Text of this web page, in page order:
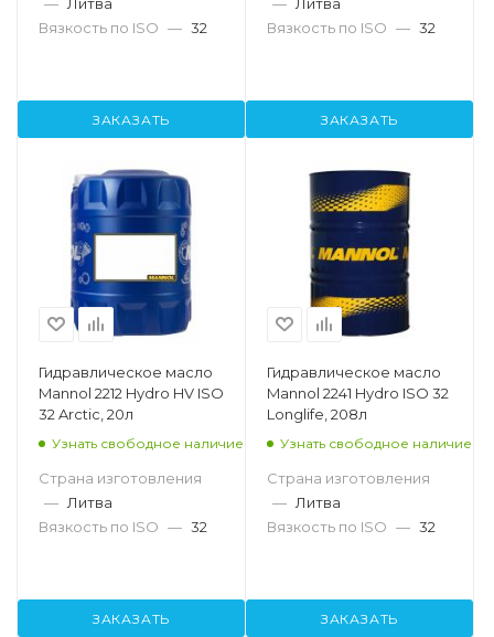
Вязкость по ISO — 32
ЗАКАЗАТЬ
Вязкость по ISO — 32
ЗАКАЗАТЬ
Гидравлическое масло
Mannol 2212 Hydro HV ISO
32 Arctic, 20л
Узнать свободное наличие
Страна изготовления
— Литва
Вязкость по ISO — 32
ЗАКАЗАТЬ
Гидравлическое масло
Mannol 2241 Hydro ISO 32
Longlife, 208л
Узнать свободное наличие
Страна изготовления
— Литва
Вязкость по ISO — 32
ЗАКАЗАТЬ